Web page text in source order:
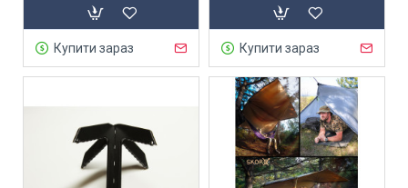
Купити зараз Купити зараз